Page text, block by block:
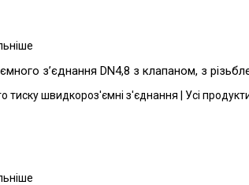
з’єднання DN4,8 з клапаном, з
тиску швидкороз'ємні з'єднання | Усі